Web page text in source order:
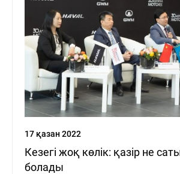
17 қазан 2022
Кезегі жоқ көлік: қазір не
болады